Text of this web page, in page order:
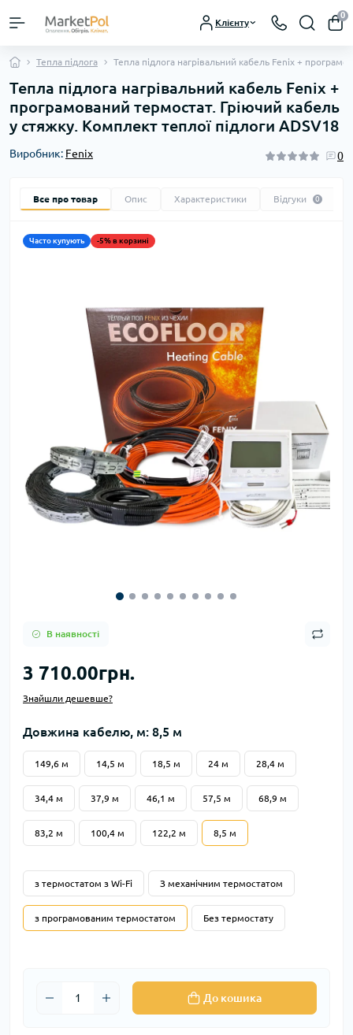
Клієнту
0
Тепла підлога Тепла підлога нагрівальний кабель Fenix +
Тепла підлога нагрівальний кабель Fenix +
програмований термостат. Гріючий кабель
у стяжку. Комплект теплої підлоги ADSV18
Виробник: Fenix 0
Все про товар Опис Характеристики Відгуки 0
Часто купують -5% в корзині
В наявності
3 710.00грн.
Знайшли дешевше?
Довжина кабелю, м: 8,5 м
149,6 м 14,5 м 18,5 м 24 м 28,4 м
34,4 м 37,9 м 46,1 м 57,5 м 68,9 м
83,2 м 100,4 м 122,2 м 8,5 м
з термостатом з Wi-Fi З механічним термостатом
з програмованим термостатом Без термостату
До кошика